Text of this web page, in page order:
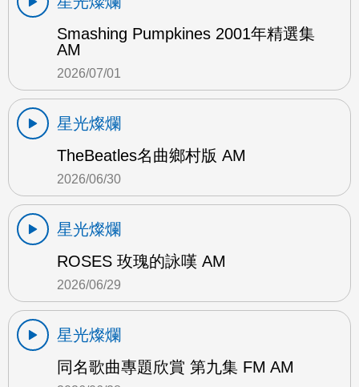
Smashing Pumpkines 2001年精選集
AM
2026/07/01
星光燦爛
TheBeatles名曲鄉村版 AM
2026/06/30
星光燦爛
ROSES 玫瑰的詠嘆 AM
2026/06/29
星光燦爛
同名歌曲專題欣賞 第九集 FM AM